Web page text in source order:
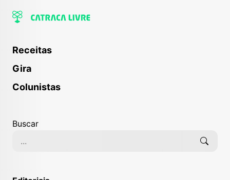
Receitas
Gira
Colunistas
Buscar